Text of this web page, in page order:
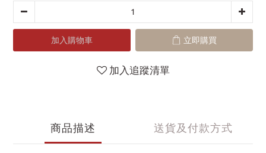
加入購物車 立即購買
加入追蹤清單
商品描述 送貨及付款方式